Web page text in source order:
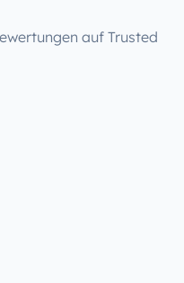
auf Trusted